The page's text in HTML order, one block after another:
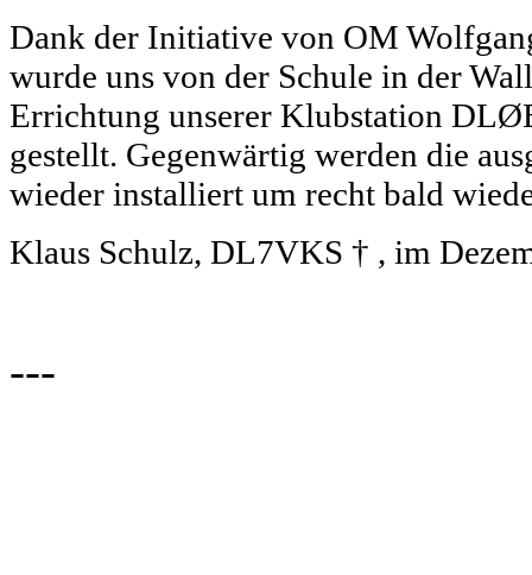
Dank der Initiative von OM
wurde uns von der Schule in der
Errichtung unserer Klubstation
gestellt. Gegenwärtig werden die
wieder installiert um recht bald
Klaus Schulz, DL7VKS † , im
---